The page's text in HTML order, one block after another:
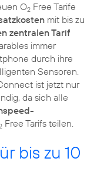
O2 Free Tarife
mit bis zu
zentralen Tarif
immer
durch ihre
Sensoren.
ist jetzt nur
da sich alle
Free Tarifs teilen.
bis zu 10